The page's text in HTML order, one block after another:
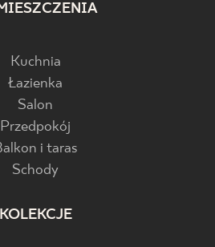
Kuchnia
Łazienka
Salon
Przedpokój
i taras
Schody
KOLEKCJE